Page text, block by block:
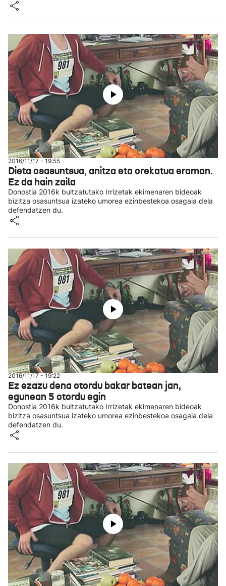
2016/11/17 - 19:55
Dieta osasuntsua, anitza eta orekatua eraman.
Ez da hain zaila
Donostia 2016k bultzatutako Irrizetak ekimenaren bideoak
bizitza osasuntsua izateko umorea ezinbestekoa osagaia dela
defendatzen du.
2016/11/17 - 19:22
Ez ezazu dena otordu bakar batean jan,
egunean 5 otordu egin
Donostia 2016k bultzatutako Irrizetak ekimenaren bideoak
bizitza osasuntsua izateko umorea ezinbestekoa osagaia dela
defendatzen du.